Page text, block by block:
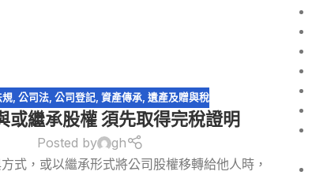
規, 公司法, 公司登記, 資產傳承, 遺產及贈與稅
或繼承股權 須先取得完稅證明
Posted by
gh
式，或以繼承形式將公司股權移轉給他人時，